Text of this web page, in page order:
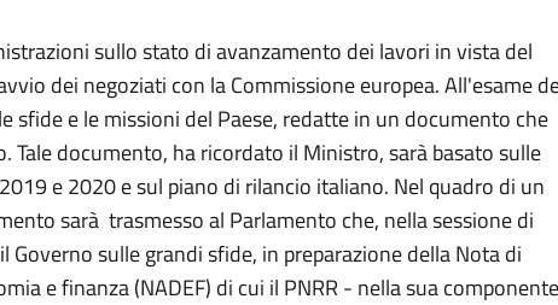
sullo stato di avanzamento dei lavori in vista del
dei negoziati con la Commissione europea. All'esame
sfide e le missioni del Paese, redatte in un documento che
Tale documento, ha ricordato il Ministro, sarà basato sulle
e 2020 e sul piano di rilancio italiano. Nel quadro di un
sarà trasmesso al Parlamento che, nella sessione di
Governo sulle grandi sfide, in preparazione della Nota di
e finanza (NADEF) di cui il PNRR - nella sua componente